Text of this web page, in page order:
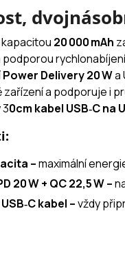
kapacitou 20 000 mAh
Power Delivery 20 Wa
zařízení a podporuje i
0cm kabel USB‑C na
–maximální
20 W + QC 22,5 W –
kabel –vždy